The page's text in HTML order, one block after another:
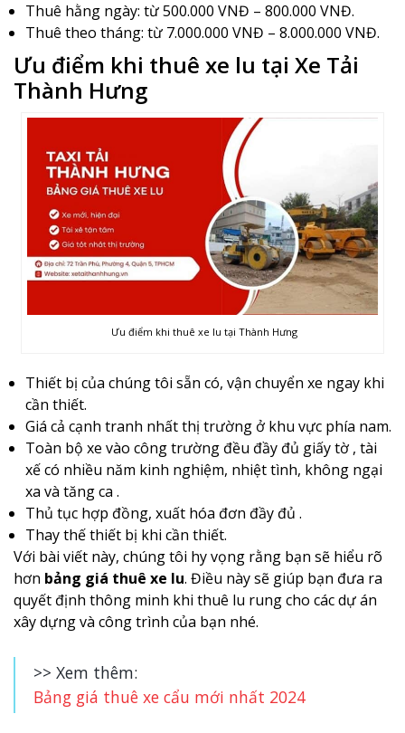
Thuê hằng ngày: từ 500.000 VNĐ – 800.000 VNĐ.
Thuê theo tháng: từ 7.000.000 VNĐ – 8.000.000 VNĐ.
Ưu điểm khi thuê xe lu tại Xe Tải
Thành Hưng
Ưu điểm khi thuê xe lu tại Thành Hưng
Thiết bị của chúng tôi sẵn có, vận chuyển xe ngay khi
cần thiết.
Giá cả cạnh tranh nhất thị trường ở khu vực phía nam.
Toàn bộ xe vào công trường đều đầy đủ giấy tờ , tài
xế có nhiều năm kinh nghiệm, nhiệt tình, không ngại
xa và tăng ca .
Thủ tục hợp đồng, xuất hóa đơn đầy đủ .
Thay thế thiết bị khi cần thiết.
Với bài viết này, chúng tôi hy vọng rằng bạn sẽ hiểu rõ
hơn bảng giá thuê xe lu. Điều này sẽ giúp bạn đưa ra
quyết định thông minh khi thuê lu rung cho các dự án
xây dựng và công trình của bạn nhé.
>> Xem thêm:
Bảng giá thuê xe cẩu mới nhất 2024